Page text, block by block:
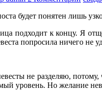
будет понятен лишь
подходит к концу. Я
попросила ничего не
не разделяю,
уровень. Но желание